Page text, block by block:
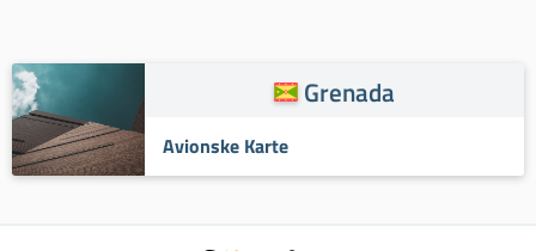
Grenada
Avionske Karte